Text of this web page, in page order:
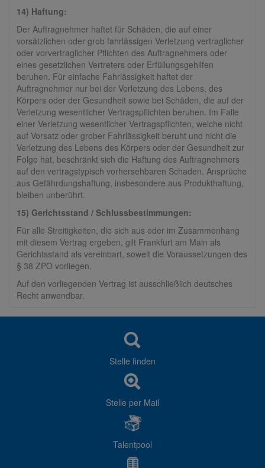
14) Haftung:
Der Auftragnehmer haftet für Schäden, die auf einer
vorsätzlichen oder grob fahrlässigen Verletzung vertraglicher
oder vorvertraglicher Pflichten des Auftragnehmers oder
eines gesetzlichen Vertreters oder Erfüllungsgehilfen
beruhen. Für einfache Fahrlässigkeit haftet der
Auftragnehmer nur bei der Verletzung des Lebens, des
Körpers oder der Gesundheit sowie bei Schäden, die auf der
Verletzung wesentlicher Vertragspflichten beruhen. Im Falle
einer Verletzung wesentlicher Vertragspflichten, welche nicht
auf Vorsatz oder grober Fahrlässigkeit beruht und nicht die
Verletzung des Lebens des Körpers oder der Gesundheit zur
Folge hat, beschränkt sich die Haftung des Auftragnehmers
auf den vertragstypisch vorhersehbaren Schaden. Ansprüche
aus Gefährdungshaftung, insbesondere aus Produkthaftung,
bleiben unberührt.
15) Gerichtsstand / Schlussbestimmungen:
Für alle Streitigkeiten, die sich aus oder im Zusammenhang
mit diesem Vertrag ergeben, gilt Frankfurt am Main als
Gerichtsstand als vereinbart, soweit die Voraussetzungen des
§ 38 ZPO vorliegen.
Auf den vorliegenden Vertrag ist ausschließlich deutsches
Recht anwendbar.
Stelle finden
Stelle per Mail
Talentpool